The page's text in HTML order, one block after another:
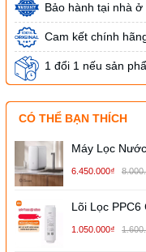
Bảo hành tại nhà
Cam kết chính
1 đổi 1 nếu sản
CÓ THỂ BẠN THÍCH
Máy Lọc
6.450.000₫
Lõi Lọc
1.050.000₫